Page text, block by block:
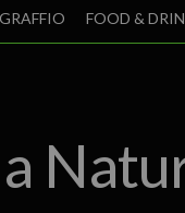
FOOD &